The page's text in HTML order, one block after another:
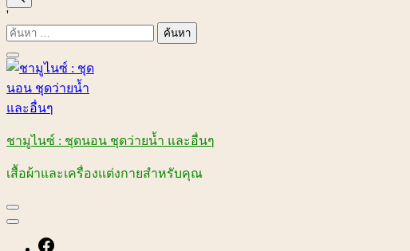
'
ค้นหา
สำหรับ:
ชามูไนซ์ : ชุดนอน ชุดว่ายน้ำ และอื่นๆ
เสื้อผ้าและเครื่องแต่งกายสำหรับคุณ